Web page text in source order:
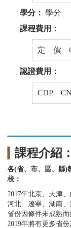
學分： 學分
課程費用：
定 價
認證費用：
CDP
課程介紹：
各(省、市、區、縣)
校：
2017年北京、天津
河北、遼寧、湖南
省份因條件未成熟
2019年將有更多省